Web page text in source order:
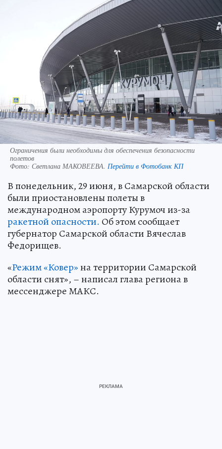
Ограничения были необходимы для обеспечения безопасности
полетов
Фото: Светлана МАКОВЕЕВА. Перейти в Фотобанк КП
В понедельник, 29 июня, в Самарской области
были приостановлены полеты в
международном аэропорту Курумоч из-за
ракетной опасности. Об этом сообщает
губернатор Самарской области Вячеслав
Федорищев.
«Режим «Ковер»на территории Самарской
области снят», – написал глава региона в
мессенджере МАКС.